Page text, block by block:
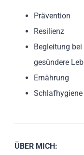
Prävention
Resilienz
Begleitung
gesündere
Ernährung
Schlafhygiene
ÜBER MICH: